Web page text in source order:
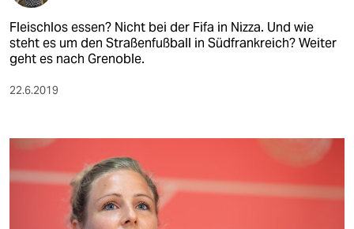
verlag
verlag
veranstaltungen
fragen & hilfe
unterstützen
Fleischlos essen? Nicht bei der Fifa in Nizza. Und wie
steht es um den Straßenfußball in Südfrankreich? Weiter
geht es nach Grenoble.
22.6.2019